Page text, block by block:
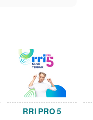
RRI PRO 5